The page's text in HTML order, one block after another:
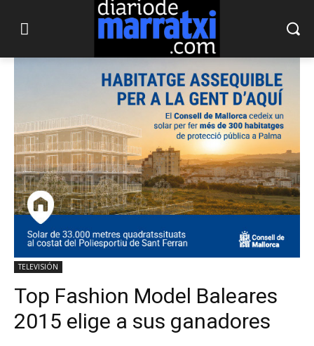
TELEVISIÓN
Top Fashion Model Baleares
2015 elige a sus ganadores